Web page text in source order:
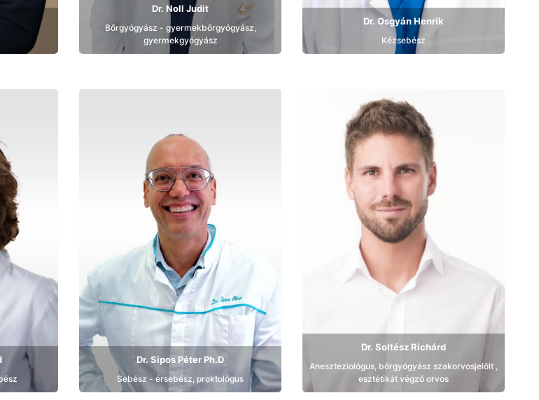
Dr. Noll Judit
Bőrgyógyász - gyermekbőrgyógyász,
gyermekgyógyász
Dr. Osgyán Henrik
Kézsebész
Dr. Sipos Péter Ph.D
Sebész - érsebész, proktológus
Dr. Soltész Richárd
Aneszteziológus, bőrgyógyász szakorvosjelölt ,
esztétikát végző orvos
Bemutatkozás